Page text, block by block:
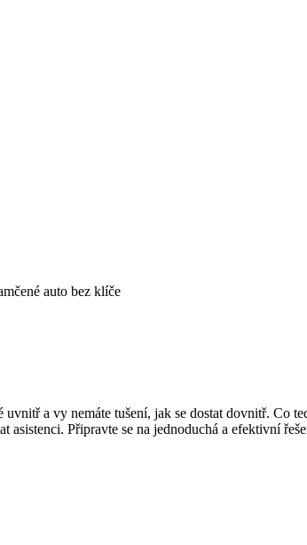
auto bez klíče
a vy nemáte tušení, jak se dostat dovnitř. Co
Připravte se na jednoduchá a efektivní